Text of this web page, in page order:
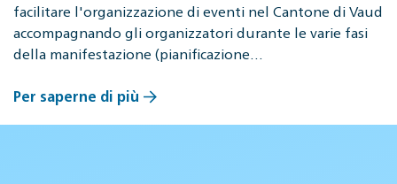
facilitare l'organizzazione di eventi nel Cantone di Vaud
accompagnando gli organizzatori durante le varie fasi
della manifestazione (pianificazione…
Per saperne di più